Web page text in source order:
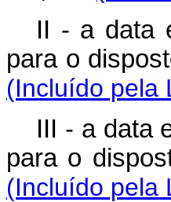
II - a data
para o
(Incluído pela
III - a data
para o
(Incluído pela